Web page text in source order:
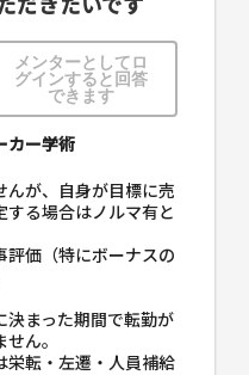
メンターとしてロ
グインすると回答
できます
カー学術
が、自身が目標に売
する場合はノルマ有と
価（特にボーナスの
まった期間で転勤が
ん。
転・左遷・人員補給